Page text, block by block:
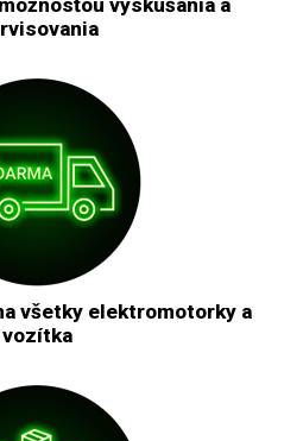
všetky elektromotorky a
vozítka